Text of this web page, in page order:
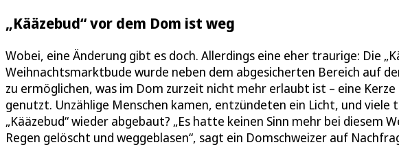
„Kääzebud“ vor dem Dom ist weg
Wobei, eine Änderung gibt es doch. Allerdings eine eher traurige: Die
Weihnachtsmarktbude wurde neben dem abgesicherten Bereich auf
zu ermöglichen, was im Dom zurzeit nicht mehr erlaubt ist – eine
genutzt. Unzählige Menschen kamen, entzündeten ein Licht, und viele
„Kääzebud“ wieder abgebaut? „Es hatte keinen Sinn mehr bei diesem
Regen gelöscht und weggeblasen“, sagt ein Domschweizer auf